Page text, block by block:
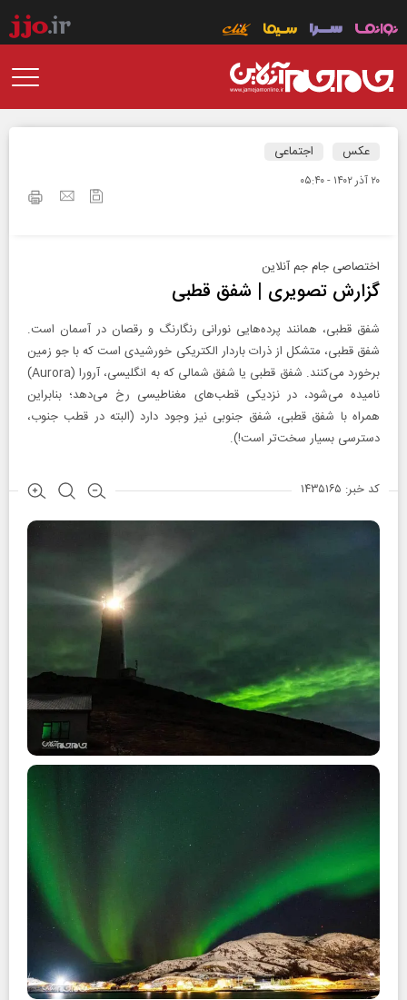
عکس اجتماعی
۲۰ آذر ۱۴۰۲ - ۰۵:۴۰
اختصاصی جام جم آنلاین
گزارش تصویری | شفق قطبی
شفق قطبی، همانند پرده‌هایی نورانی رنگارنگ و رقصان در آسمان است.
شفق‌ قطبی، متشکل از ذرات باردار الکتریکی خورشیدی است که با جو زمین
برخورد می‌کنند. شفق قطبی یا شفق شمالی که به انگلیسی، آرورا (Aurora)
نامیده می‌شود، در نزدیکی قطب‌های مغناطیسی رخ می‌دهد؛ بنابراین
همراه با شفق قطبی، شفق جنوبی نیز وجود دارد (البته در قطب جنوب،
دسترسی بسیار سخت‌تر است!).
کد خبر: ۱۴۳۵۱۶۵